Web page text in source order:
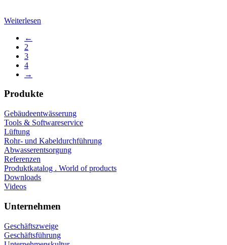
Weiterlesen
←
2
3
4
→
Produkte
Gebäudeentwässerung
Tools & Softwareservice
Lüftung
Rohr- und Kabeldurchführung
Abwasserentsorgung
Referenzen
Produktkatalog . World of products
Downloads
Videos
Unternehmen
Geschäftszweige
Geschäftsführung